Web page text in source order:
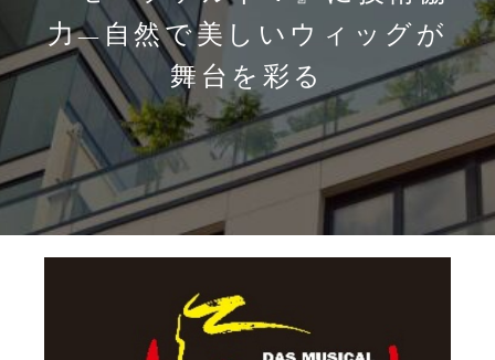
力—自然で美しいウィッグが
舞台を彩る